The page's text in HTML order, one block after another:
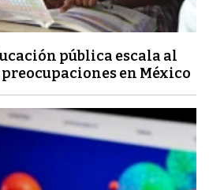
pública escala al
en México